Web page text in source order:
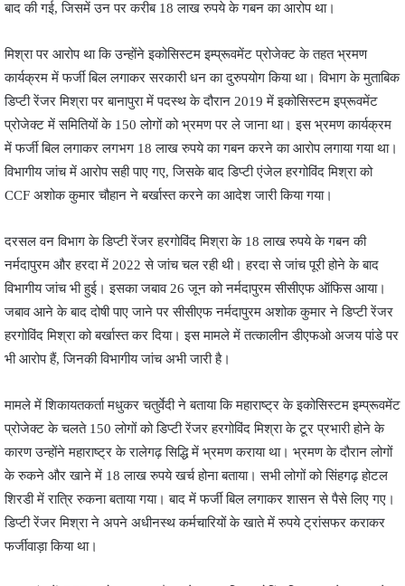
बाद की गई, जिसमें उन पर करीब 18 लाख रुपये के गबन का आरोप था।
मिश्रा पर आरोप था कि उन्होंने इकोसिस्टम इम्प्रूवमेंट प्रोजेक्ट के तहत भ्रमण
कार्यक्रम में फर्जी बिल लगाकर सरकारी धन का दुरुपयोग किया था। विभाग के मुताबिक
डिप्टी रेंजर मिश्रा पर बानापुरा में पदस्थ के दौरान 2019 में इकोसिस्टम इप्रूवमेंट
प्रोजेक्ट में समितियों के 150 लोगों को भ्रमण पर ले जाना था। इस भ्रमण कार्यक्रम
में फर्जी बिल लगाकर लगभग 18 लाख रुपये का गबन करने का आरोप लगाया गया था।
विभागीय जांच में आरोप सही पाए गए, जिसके बाद डिप्टी एंजेल हरगोविंद मिश्रा को
CCF अशोक कुमार चौहान ने बर्खास्त करने का आदेश जारी किया गया।
दरसल वन विभाग के डिप्टी रेंजर हरगोविंद मिश्रा के 18 लाख रुपये के गबन की
नर्मदापुरम और हरदा में 2022 से जांच चल रही थी। हरदा से जांच पूरी होने के बाद
विभागीय जांच भी हुई। इसका जबाव 26 जून को नर्मदापुरम सीसीएफ ऑफिस आया।
जबाव आने के बाद दोषी पाए जाने पर सीसीएफ नर्मदापुरम अशोक कुमार ने डिप्टी रेंजर
हरगोविंद मिश्रा को बर्खास्त कर दिया। इस मामले में तत्कालीन डीएफओ अजय पांडे पर
भी आरोप हैं, जिनकी विभागीय जांच अभी जारी है।
मामले में शिकायतकर्ता मधुकर चतुर्वेदी ने बताया कि महाराष्ट्र के इकोसिस्टम इम्प्रूवमेंट
प्रोजेक्ट के चलते 150 लोगों को डिप्टी रेंजर हरगोविंद मिश्रा के टूर प्रभारी होने के
कारण उन्होंने महाराष्ट्र के रालेगढ़ सिद्धि में भ्रमण कराया था। भ्रमण के दौरान लोगों
के रुकने और खाने में 18 लाख रुपये खर्च होना बताया। सभी लोगों को सिंहगढ़ होटल
शिरडी में रात्रि रुकना बताया गया। बाद में फर्जी बिल लगाकर शासन से पैसे लिए गए।
डिप्टी रेंजर मिश्रा ने अपने अधीनस्थ कर्मचारियों के खाते में रुपये ट्रांसफर कराकर
फर्जीवाड़ा किया था।